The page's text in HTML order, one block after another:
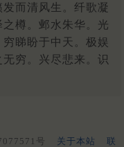
而清风生。纤歌凝
樽。邺水朱华。光
睇盼于中天。极娱
穷。兴尽悲来。识
号 关于本站
联